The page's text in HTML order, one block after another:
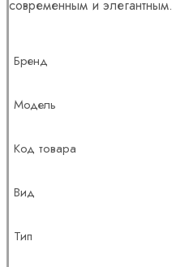
современным и элегантным.
Бренд
Модель
Код товара
Вид
Тип